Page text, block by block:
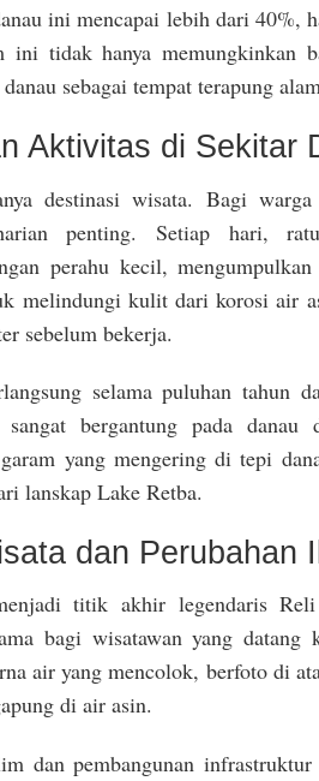
ini mencapai lebih dari 40%,
tidak hanya memungkinkan
sebagai tempat terapung
Aktivitas di Sekitar
destinasi wisata. Bagi
penting. Setiap hari,
perahu kecil,
melindungi kulit dari korosi air
sebelum bekerja.
selama puluhan tahun
bergantung pada danau
yang mengering di tepi
lanskap Lake Retba.
dan Perubahan
titik akhir legendaris
bagi wisatawan yang datang
air yang mencolok, berfoto di
di air asin.
dan pembangunan